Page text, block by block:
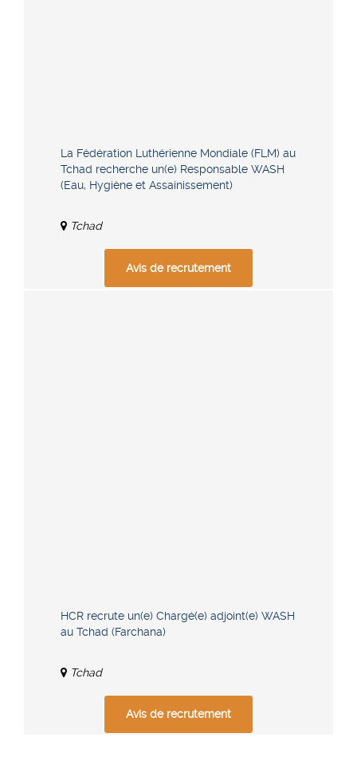
La Fédération Luthérienne Mondiale (FLM) au
Tchad recherche un(e) Responsable WASH
(Eau, Hygiène et Assainissement)
Tchad
Avis de recrutement
HCR recrute un(e) Chargé(e) adjoint(e) WASH
au Tchad (Farchana)
Tchad
Avis de recrutement